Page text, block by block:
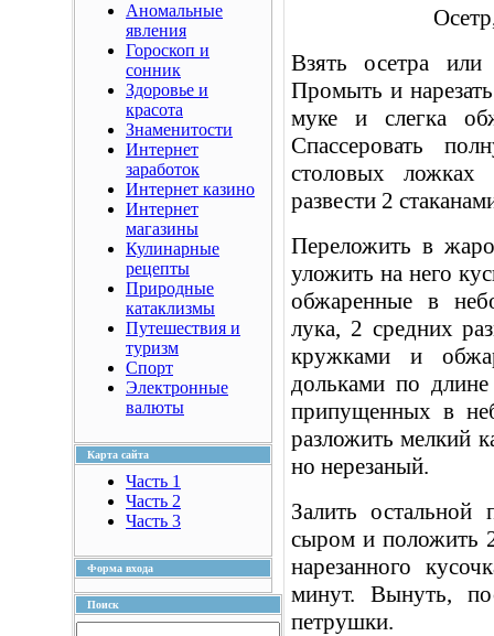
Аномальные
явления
Гороскоп и
сонник
Здоровье и
красота
Знаменитости
Интернет
заработок
Интернет казино
Интернет
магазины
Кулинарные
рецепты
Природные
катаклизмы
Путешествия и
туризм
Спорт
Электронные
валюты
Карта сайта
Часть 1
Часть 2
Часть 3
Форма входа
Поиск
Взять осетра
Промыть и
муке и слегка
Спассеровать
столовых ложках
развести 2
Переложить в
уложить на него
обжаренные в
лука, 2 средних
кружками и
дольками по
припущенных в
разложить мелкий
но нерезаный.
Залить остальной
сыром и положить
нарезанного
минут. Вынуть,
петрушки.